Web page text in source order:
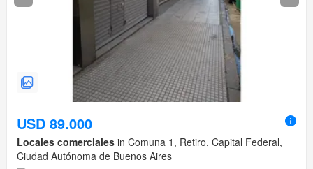
USD 89.000
Locales comerciales in Comuna 1, Retiro, Capital Federal,
Ciudad Autónoma de Buenos Aires